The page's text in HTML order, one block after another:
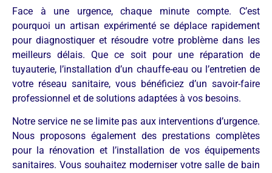
Face à une urgence, chaque minute compte. C’est
pourquoi un artisan expérimenté se déplace rapidement
pour diagnostiquer et résoudre votre problème dans les
meilleurs délais. Que ce soit pour une réparation de
tuyauterie, l’installation d’un chauffe-eau ou l’entretien de
votre réseau sanitaire, vous bénéficiez d’un savoir-faire
professionnel et de solutions adaptées à vos besoins.
Notre service ne se limite pas aux interventions d’urgence.
Nous proposons également des prestations complètes
pour la rénovation et l’installation de vos équipements
sanitaires. Vous souhaitez moderniser votre salle de bain